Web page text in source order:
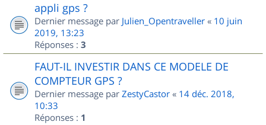
appli gps ?
Dernier message par Julien_Opentraveller « 10 juin
2019, 13:23
Réponses : 3
FAUT-IL INVESTIR DANS CE MODELE DE
COMPTEUR GPS ?
Dernier message par ZestyCastor « 14 déc. 2018,
10:33
Réponses : 1